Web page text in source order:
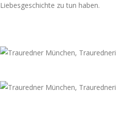
Liebesgeschichte zu tun haben.